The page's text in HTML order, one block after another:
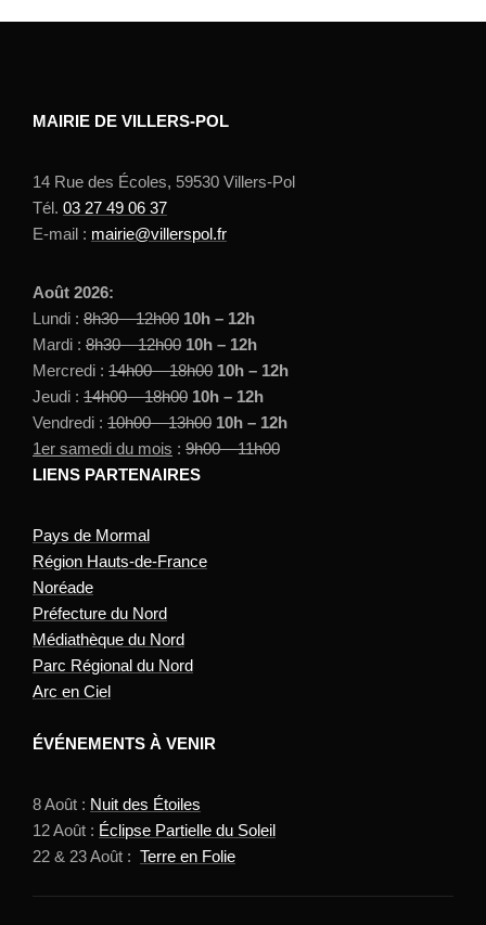
MAIRIE DE VILLERS-POL
14 Rue des Écoles, 59530 Villers-Pol
Tél. 03 27 49 06 37
E-mail : mairie@villerspol.fr
Août 2026:
Lundi : 8h30 – 12h00 10h – 12h
Mardi : 8h30 – 12h00 10h – 12h
Mercredi : 14h00 – 18h00 10h – 12h
Jeudi : 14h00 – 18h00 10h – 12h
Vendredi : 10h00 – 13h00 10h – 12h
1er samedi du mois : 9h00 – 11h00
LIENS PARTENAIRES
Pays de Mormal
Région Hauts-de-France
Noréade
Préfecture du Nord
Médiathèque du Nord
Parc Régional du Nord
Arc en Ciel
ÉVÉNEMENTS À VENIR
8 Août : Nuit des Étoiles
12 Août : Éclipse Partielle du Soleil
22 & 23 Août : Terre en Folie